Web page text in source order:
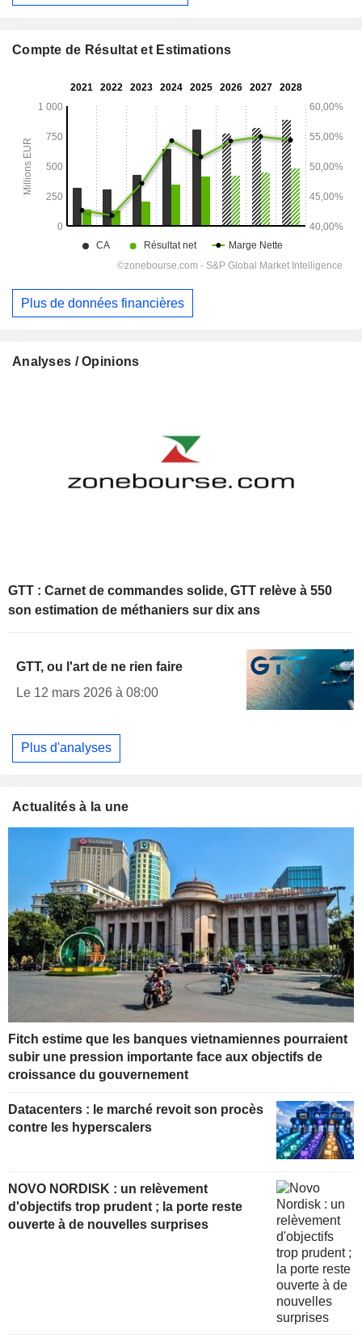
Compte de Résultat et Estimations
Plus de données financières
Analyses / Opinions
GTT : Carnet de commandes solide, GTT relève à 550
son estimation de méthaniers sur dix ans
GTT, ou l'art de ne rien faire
Le 12 mars 2026 à 08:00
Plus d'analyses
Actualités à la une
Fitch estime que les banques vietnamiennes pourraient
subir une pression importante face aux objectifs de
croissance du gouvernement
Datacenters : le marché revoit son procès
contre les hyperscalers
NOVO NORDISK : un relèvement
d'objectifs trop prudent ; la porte reste
ouverte à de nouvelles surprises